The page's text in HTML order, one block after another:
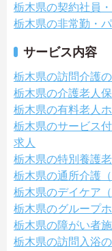
栃木県の契約社員
栃木県の非常勤・
サービス内容
栃木県の訪問介護
栃木県の介護老人
栃木県の有料老人
栃木県のサービス
求人
栃木県の特別養護
栃木県の通所介護
栃木県のデイケア
栃木県のグループ
栃木県の障がい者
栃木県の訪問入浴